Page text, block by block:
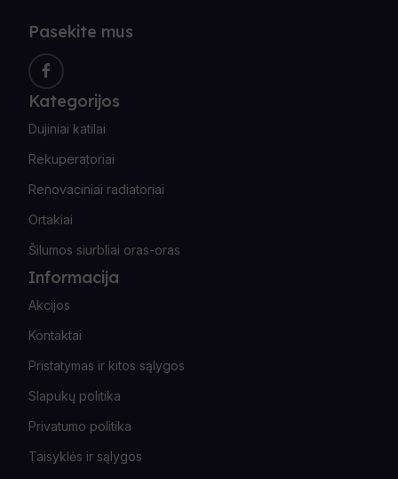
Pasekite mus
Kategorijos
Dujiniai katilai
Rekuperatoriai
Renovaciniai radiatoriai
Ortakiai
Šilumos siurbliai oras-oras
Informacija
Akcijos
Kontaktai
Pristatymas ir kitos sąlygos
Slapukų politika
Privatumo politika
Taisyklės ir sąlygos